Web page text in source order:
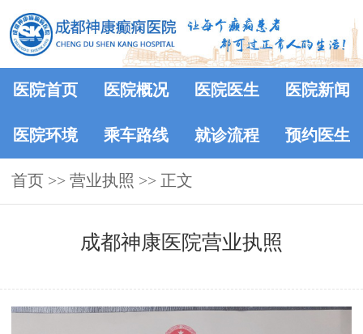
医院首页 医院概况 医院医生 医院新闻
医院环境 乘车路线 就诊流程 预约医生
首页 >> 营业执照 >> 正文
成都神康医院营业执照